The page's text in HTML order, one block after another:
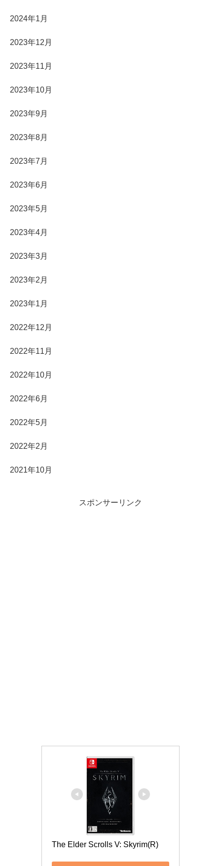
2024年1月
2023年12月
2023年11月
2023年10月
2023年9月
2023年8月
2023年7月
2023年6月
2023年5月
2023年4月
2023年3月
2023年2月
2023年1月
2022年12月
2022年11月
2022年10月
2022年6月
2022年5月
2022年2月
2021年10月
スポンサーリンク
The Elder Scrolls V: Skyrim(R)